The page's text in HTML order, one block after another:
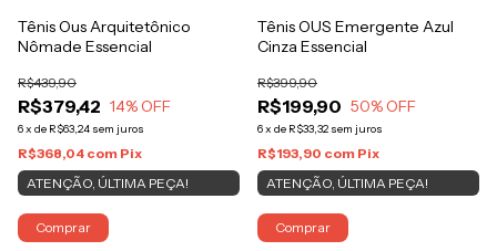
Tênis Ous Arquitetônico
Nômade Essencial
R$379,42
R$439,90
14% OFF
6x de R$63,24 sem juros
R$368,04 com Pix
ATENÇÃO, ÚLTIMA PEÇA!
Comprar
Tênis OUS Emergente Azul
Cinza Essencial
R$199,90
R$399,90
50% OFF
6x de R$33,32 sem juros
R$193,90 com Pix
ATENÇÃO, ÚLTIMA PEÇA!
Comprar